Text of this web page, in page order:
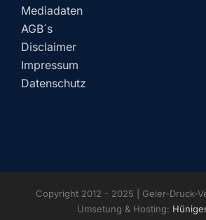
Mediadaten
AGB´s
Disclaimer
Impressum
Datenschutz
Copyright 2012 - 2025 | Geier-Druck-
Umsetung & Hosting: